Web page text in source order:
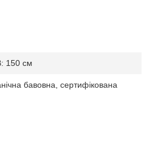
150 см
бавовна, сертифікована